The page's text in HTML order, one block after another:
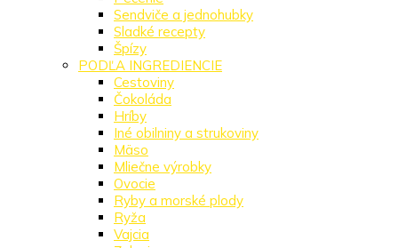
Sendviče a jednohubky
Sladké recepty
Špízy
PODĽA INGREDIENCIE
Cestoviny
Čokoláda
Hríby
Iné obilniny a strukoviny
Mäso
Mliečne výrobky
Ovocie
Ryby a morské plody
Ryža
Vajcia